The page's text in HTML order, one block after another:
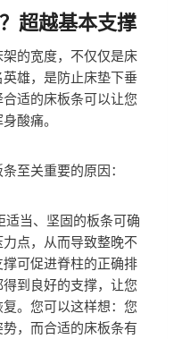
超越基本支撑
的宽度，不仅仅是床
雄，是防止床垫下垂
适的床板条可以让您
酸痛。
至关重要的原因：
适当、坚固的板条可确
点，从而导致整晚不
可促进脊柱的正确排
到良好的支撑，让您
。您可以这样想：您
，而合适的床板条有